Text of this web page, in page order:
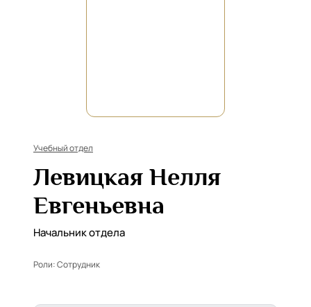
Учебный отдел
Левицкая Нелля
Евгеньевна
Начальник отдела
Роли:Сотрудник